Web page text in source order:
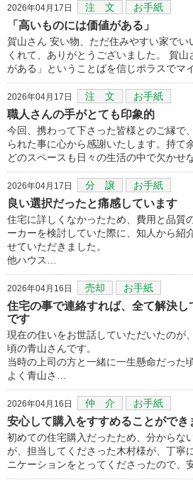
2026年04月17日 注 文 お手紙
「高いものには価値がある」
賀山さん 安い物、ただ住みやすい家でい
くれて、ありがとうございました。 賀
がある」ということばを信じポラスでマ
2026年04月17日 注 文 お手紙
職人さんの手がとても印象的
今回、携わって下さった皆様とのご縁で
られた事に心から感謝いたします。持て
どのスペースも日々の生活の中で欠かせ
2026年04月17日 分 譲 お手紙
良い選択だったと痛感しています
住宅に詳しくなかったため、費用と品質
ーカーを検討していた際に、知人から紹
せていただきました。
他ハウス…
2026年04月16日 売却 お手紙
住宅の事で連絡すれば、全て解決
です
現在の住いをお世話していただいたのが
頃の青山さんです。
当時の上司の方と一緒に一生懸命だった
よく青山さ…
2026年04月16日 仲 介 お手紙
安心して購入をすすめることができ
初めての住宅購入だったため、分からな
が、担当してくださった木村様が、丁寧
ニケーションをとってくださったので、